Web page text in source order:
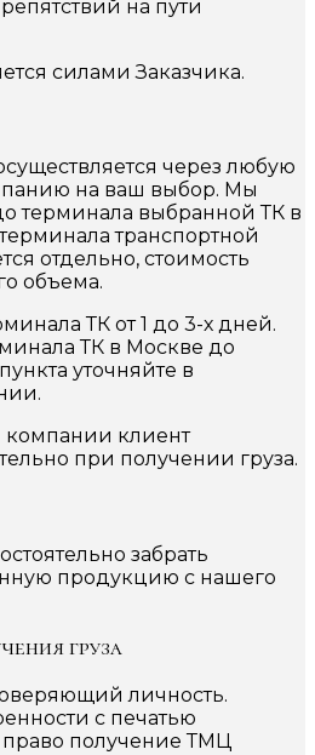
на пути
силами Заказчика.
через любую
на ваш выбор. Мы
терминала выбранной ТК в
транспортной
отдельно, стоимость
объема.
ТК от 1 до 3-х дней.
ТК в Москве до
уточняйте в
компании клиент
при получении груза.
забрать
продукцию с нашего
груза
личность.
с печатью
получение ТМЦ